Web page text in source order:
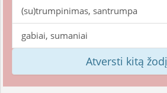
(su)trumpinimas, santrumpa
gabiai, sumaniai
Atversti kitą žodį